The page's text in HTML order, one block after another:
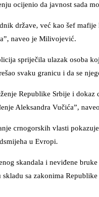
ocijenio da javnost sada
države, već kao šef
naveo je Milivojević.
spriječila ulazak osoba
svaku granicu i da se
Republike Srbije i
Aleksandra Vučića”,
crnogorskih vlasti
u Evropi.
skandala i neviđene
skladu sa zakonima